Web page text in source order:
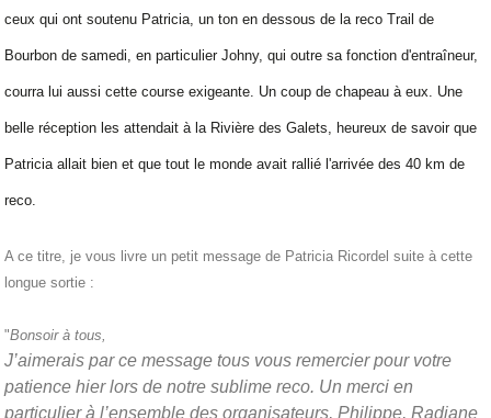
ceux qui ont soutenu Patricia, un ton en dessous de la reco Trail de
Bourbon de samedi, en particulier Johny, qui outre sa fonction d'entraîneur,
courra lui aussi cette course exigeante. Un coup de chapeau à eux. Une
belle réception les attendait à la Rivière des Galets, heureux de savoir que
Patricia allait bien et que tout le monde avait rallié l'arrivée des 40 km de
reco.
A ce titre, je vous livre un petit message de Patricia Ricordel suite à cette
longue sortie :
"Bonsoir à tous,
J’aimerais par ce message tous vous remercier pour votre
patience hier lors de notre sublime reco. Un merci en
particulier à l’ensemble des organisateurs, Philippe, Radjane